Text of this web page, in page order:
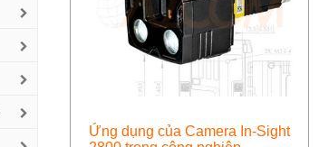
Ứng dụng của Camera In-Sight